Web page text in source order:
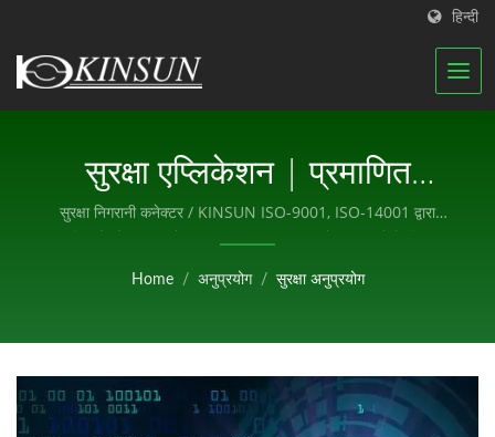
हिन्दी
सुरक्षा एप्लिकेशन | प्रमाणित
आरएफ एंटीना और वाटरप्रूफ
कनेक्टर्स निर्माता | KINSUN
सुरक्षा निगरानी कनेक्टर / KINSUN ISO-9001, ISO-14001 द्वारा
प्रमाणित है और हम अपने गुणवत्ता प्रबंधन प्रणाली को लागू करने के लिए एक
सुव्यवस्थित टीम बनाए रखते हैं।
Home / अनुप्रयोग / सुरक्षा अनुप्रयोग